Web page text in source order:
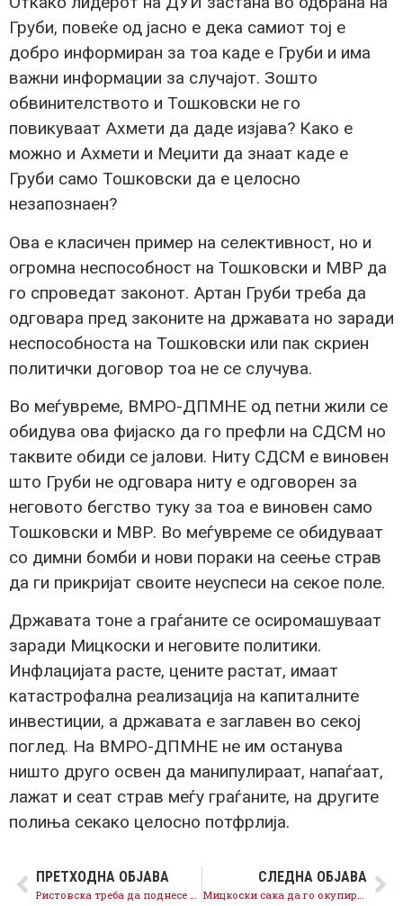
Груби, повеќе од јасно е дека самиот тој е
добро информиран за тоа каде е Груби и има
важни информации за случајот. Зошто
обвинителството и Тошковски не го
повикуваат Ахмети да даде изјава? Како е
можно и Ахмети и Меџити да знаат каде е
Груби само Тошковски да е целосно
незапознаен?
Ова е класичен пример на селективност, но и
огромна неспособност на Тошковски и МВР да
го спроведат законот. Артан Груби треба да
одговара пред законите на државата но заради
неспособноста на Тошковски или пак скриен
политички договор тоа не се случува.
Во меѓувреме, ВМРО-ДПМНЕ од петни жили се
обидува ова фијаско да го префли на СДСМ но
таквите обиди се јалови. Ниту СДСМ е виновен
што Груби не одговара ниту е одговорен за
неговото бегство туку за тоа е виновен само
Тошковски и МВР. Во меѓувреме се обидуваат
со димни бомби и нови пораки на сеење страв
да ги прикријат своите неуспеси на секое поле.
Државата тоне а граѓаните се осиромашуваат
заради Мицкоски и неговите политики.
Инфлацијата расте, цените растат, имаат
катастрофална реализација на капиталните
инвестиции, а државата е заглавен во секој
поглед. На ВМРО-ДПМНЕ не им останува
ништо друго освен да манипулираат, напаѓаат,
лажат и сеат страв меѓу граѓаните, на другите
полиња секако целосно потфрлија.
ПРЕТХОДНА ОБЈАВА СЛЕДНА ОБЈАВА